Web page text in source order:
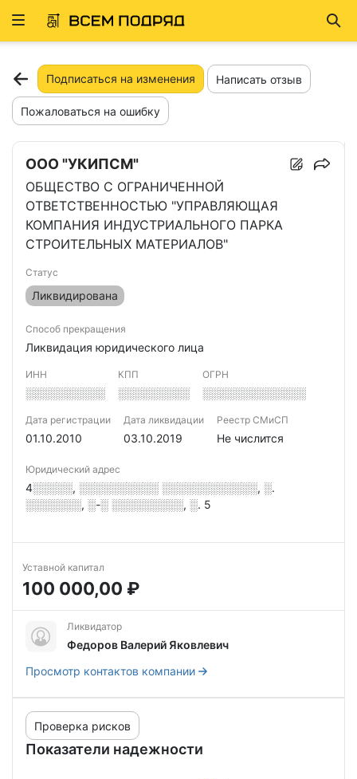
Развернуть
Подписаться на изменения Написать отзыв
Пожаловаться на ошибку
ООО "УКИПСМ"
ОБЩЕСТВО С ОГРАНИЧЕННОЙ
ОТВЕТСТВЕННОСТЬЮ "УПРАВЛЯЮЩАЯ
КОМПАНИЯ ИНДУСТРИАЛЬНОГО ПАРКА
СТРОИТЕЛЬНЫХ МАТЕРИАЛОВ"
Статус
Ликвидирована
Способ прекращения
Ликвидация юридического лица
ИНН
░░░░░░░░░░
КПП
░░░░░░░░░
ОГРН
░░░░░░░░░░░░░
Дата регистрации
01.10.2010
Дата ликвидации
03.10.2019
Реестр СМиСП
Не числится
Юридический адрес
4░░░░░, ░░░░░░░░░░ ░░░░░░░░░░░░, ░.
░░░░░░░, ░-░ ░░░░░░░░░, ░. 5
Уставной капитал
100 000,00 ₽
Ликвидатор
Федоров Валерий Яковлевич
Просмотр контактов компании
Показатели надежности
Проверка рисков